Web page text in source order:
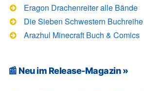
Eragon Drachenreiter alle Bände
Die Sieben Schwestern Buchreihe
Arazhul Minecraft Buch & Comics
📰 Neu im Release-Magazin »